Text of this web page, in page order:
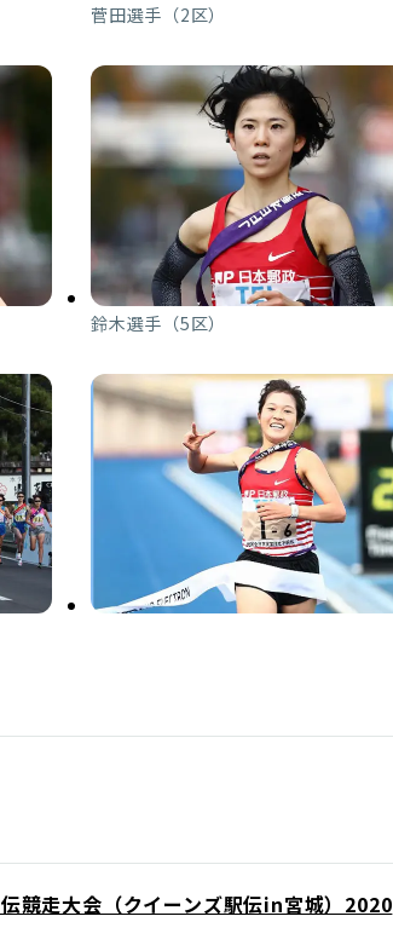
菅田選手（2区）
鈴木選手（5区）
競走大会（クイーンズ駅伝in宮城）2020